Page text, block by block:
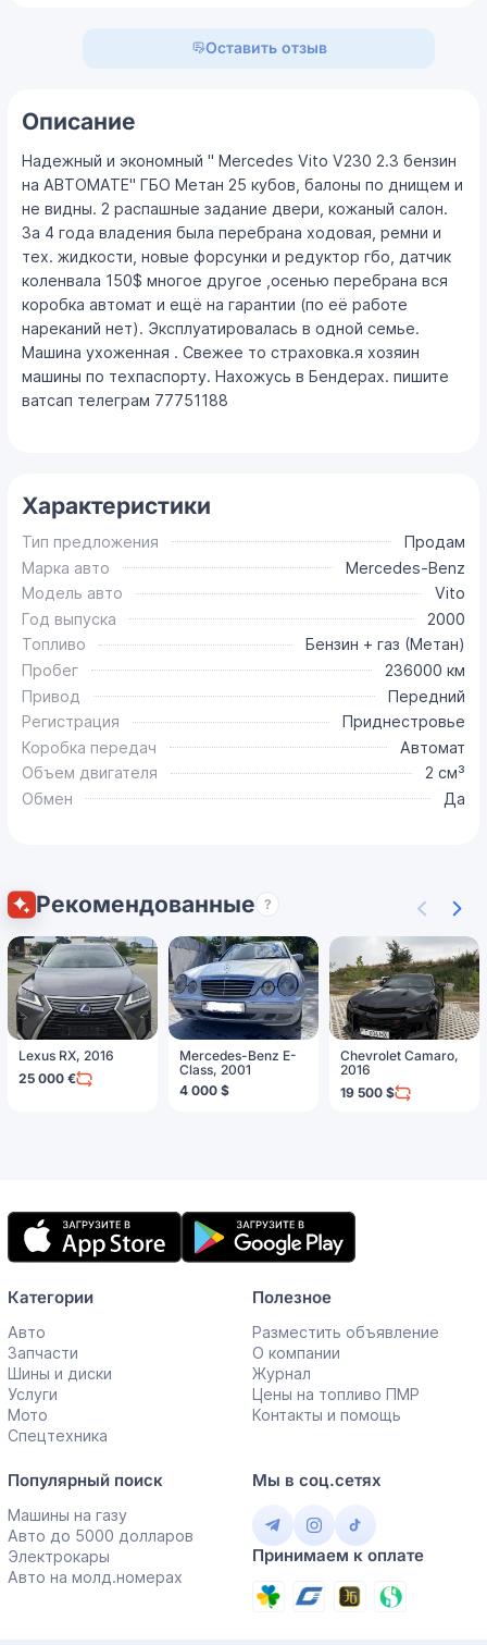
Оставить отзыв
Описание
Надежный и экономный " Mercedes Vito V230 2.3 бензин
на АВТОМАТЕ" ГБО Метан 25 кубов, балоны по днищем и
не видны. 2 распашные задание двери, кожаный салон.
За 4 года владения была перебрана ходовая, ремни и
тех. жидкости, новые форсунки и редуктор гбо, датчик
коленвала 150$ многое другое ,осенью перебрана вся
коробка автомат и ещё на гарантии (по её работе
нареканий нет). Эксплуатировалась в одной семье.
Машина ухоженная . Свежее то страховка.я хозяин
машины по техпаспорту. Нахожусь в Бендерах. пишите
ватсап телеграм 77751188
Характеристики
Тип предложения
Продам
Марка авто
Mercedes-Benz
Модель авто
Vito
Год выпуска
2000
Топливо
Бензин + газ (Метан)
Пробег
236000 км
Привод
Передний
Регистрация
Приднестровье
Коробка передач
Автомат
Объем двигателя
2 см³
Обмен
Да
Рекомендованные ?
Lexus RX, 2016
25 000 €
Mercedes-Benz E-
Class, 2001
4 000 $
Chevrolet Camaro,
2016
19 500 $
Мобильное
приложение
Категории
Авто
Запчасти
Шины и диски
Услуги
Мото
Спецтехника
Полезное
Разместить объявление
О компании
Журнал
Цены на топливо ПМР
Контакты и помощь
Популярный поиск
Машины на газу
Авто до 5000 долларов
Электрокары
Авто на молд.номерах
Мы в соц.сетях
Принимаем к оплате